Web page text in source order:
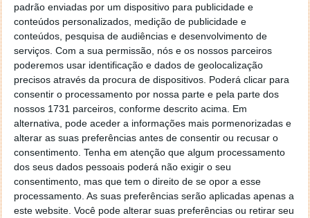
padrão enviadas por um dispositivo para publicidade e
conteúdos personalizados, medição de publicidade e
conteúdos, pesquisa de audiências e desenvolvimento de
serviços. Com a sua permissão, nós e os nossos parceiros
poderemos usar identificação e dados de geolocalização
precisos através da procura de dispositivos. Poderá clicar para
consentir o processamento por nossa parte e pela parte dos
nossos 1731 parceiros, conforme descrito acima. Em
alternativa, pode aceder a informações mais pormenorizadas e
alterar as suas preferências antes de consentir ou recusar o
consentimento. Tenha em atenção que algum processamento
dos seus dados pessoais poderá não exigir o seu
consentimento, mas que tem o direito de se opor a esse
processamento. As suas preferências serão aplicadas apenas a
este website. Você pode alterar suas preferências ou retirar seu
PRÓXIMO ARTIGO
Análise Hisense 32S5Q: uma das propostas mais
completas no segmento das 32″
ARTIGO ANTERIOR
E Porque Hoje é Sexta